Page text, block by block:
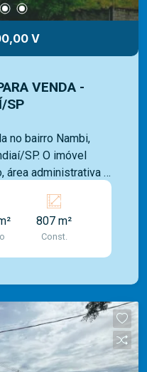
V
VENDA -
SP
no bairro Nambi,
O imóvel
área administrativa e
com vestiário,
de mercado e
administração de
equipe Mediterrâneo
treinamento
solicite
807 m²
Const.